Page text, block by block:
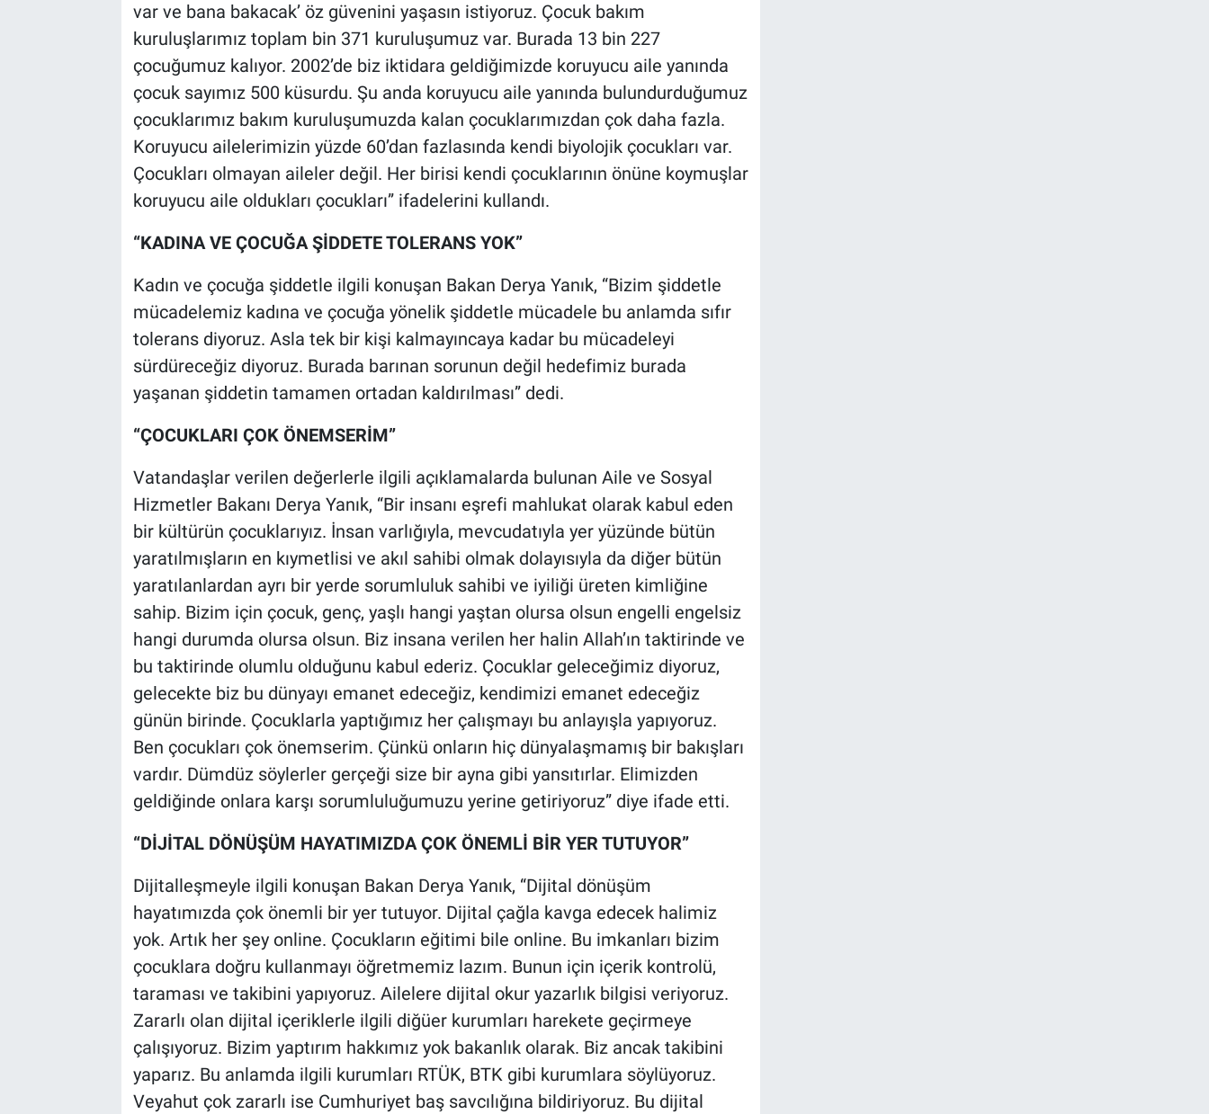
var ve bana bakacak’ öz güvenini yaşasın istiyoruz. Çocuk bakım
kuruluşlarımız toplam bin 371 kuruluşumuz var. Burada 13 bin 227
çocuğumuz kalıyor. 2002’de biz iktidara geldiğimizde koruyucu aile yanında
çocuk sayımız 500 küsurdu. Şu anda koruyucu aile yanında bulundurduğumuz
çocuklarımız bakım kuruluşumuzda kalan çocuklarımızdan çok daha fazla.
Koruyucu ailelerimizin yüzde 60’dan fazlasında kendi biyolojik çocukları var.
Çocukları olmayan aileler değil. Her birisi kendi çocuklarının önüne koymuşlar
koruyucu aile oldukları çocukları” ifadelerini kullandı.
“KADINA VE ÇOCUĞA ŞİDDETE TOLERANS YOK”
Kadın ve çocuğa şiddetle ilgili konuşan Bakan Derya Yanık, “Bizim şiddetle
mücadelemiz kadına ve çocuğa yönelik şiddetle mücadele bu anlamda sıfır
tolerans diyoruz. Asla tek bir kişi kalmayıncaya kadar bu mücadeleyi
sürdüreceğiz diyoruz. Burada barınan sorunun değil hedefimiz burada
yaşanan şiddetin tamamen ortadan kaldırılması” dedi.
“ÇOCUKLARI ÇOK ÖNEMSERİM”
Vatandaşlar verilen değerlerle ilgili açıklamalarda bulunan Aile ve Sosyal
Hizmetler Bakanı Derya Yanık, “Bir insanı eşrefi mahlukat olarak kabul eden
bir kültürün çocuklarıyız. İnsan varlığıyla, mevcudatıyla yer yüzünde bütün
yaratılmışların en kıymetlisi ve akıl sahibi olmak dolayısıyla da diğer bütün
yaratılanlardan ayrı bir yerde sorumluluk sahibi ve iyiliği üreten kimliğine
sahip. Bizim için çocuk, genç, yaşlı hangi yaştan olursa olsun engelli engelsiz
hangi durumda olursa olsun. Biz insana verilen her halin Allah’ın taktirinde ve
bu taktirinde olumlu olduğunu kabul ederiz. Çocuklar geleceğimiz diyoruz,
gelecekte biz bu dünyayı emanet edeceğiz, kendimizi emanet edeceğiz
günün birinde. Çocuklarla yaptığımız her çalışmayı bu anlayışla yapıyoruz.
Ben çocukları çok önemserim. Çünkü onların hiç dünyalaşmamış bir bakışları
vardır. Dümdüz söylerler gerçeği size bir ayna gibi yansıtırlar. Elimizden
geldiğinde onlara karşı sorumluluğumuzu yerine getiriyoruz” diye ifade etti.
“DİJİTAL DÖNÜŞÜM HAYATIMIZDA ÇOK ÖNEMLİ BİR YER TUTUYOR”
Dijitalleşmeyle ilgili konuşan Bakan Derya Yanık, “Dijital dönüşüm
hayatımızda çok önemli bir yer tutuyor. Dijital çağla kavga edecek halimiz
yok. Artık her şey online. Çocukların eğitimi bile online. Bu imkanları bizim
çocuklara doğru kullanmayı öğretmemiz lazım. Bunun için içerik kontrolü,
taraması ve takibini yapıyoruz. Ailelere dijital okur yazarlık bilgisi veriyoruz.
Zararlı olan dijital içeriklerle ilgili diğüer kurumları harekete geçirmeye
çalışıyoruz. Bizim yaptırım hakkımız yok bakanlık olarak. Biz ancak takibini
yaparız. Bu anlamda ilgili kurumları RTÜK, BTK gibi kurumlara söylüyoruz.
Veyahut çok zararlı ise Cumhuriyet baş savcılığına bildiriyoruz. Bu dijital